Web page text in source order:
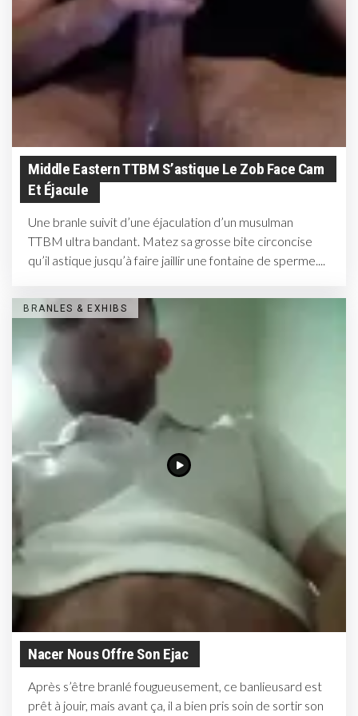
Middle Eastern TTBM S’astique Le Zob Face Cam
Et Éjacule
Une branle suivit d’une éjaculation d’un musulman
TTBM ultra bandant. Matez sa grosse bite circoncise
qu’il astique jusqu’à faire jaillir une fontaine de sperme....
BRANLES & EXHIBS
Nacer Nous Offre Son Ejac
Après s’être branlé fougueusement, ce banlieusard est
prêt à jouir, mais avant ça, il a bien pris soin de sortir son